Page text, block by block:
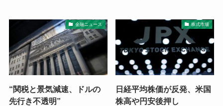
金融ニュース
“関税と景気減速、ドルの
先行き不透明”
株式市場
日経平均株価が反発、米国
株高や円安後押し